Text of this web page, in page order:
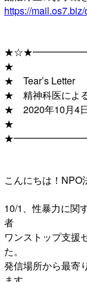
https://
★
★ Tear’s Letter
★ 精神科医によ
★ 2020年10月4
★
こんにちは！NPO
10/1、性暴力に関
者
ワンストップ支援
た。
発信場所から最寄